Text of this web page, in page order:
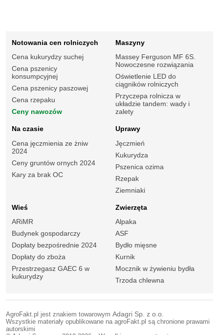
Notowania cen rolniczych
Cena kukurydzy suchej
Cena pszenicy
konsumpcyjnej
Cena pszenicy paszowej
Cena rzepaku
Ceny nawozów
Maszyny
Massey Ferguson MF 6S.
Nowoczesne rozwiązania
Oświetlenie LED do
ciągników rolniczych
Przyczepa rolnicza w
układzie tandem: wady i
zalety
Na czasie
Cena jęczmienia ze żniw
2024
Ceny gruntów ornych 2024
Kary za brak OC
Uprawy
Jęczmień
Kukurydza
Pszenica ozima
Rzepak
Ziemniaki
Wieś
ARiMR
Budynek gospodarczy
Dopłaty bezpośrednie 2024
Dopłaty do zboża
Przestrzegasz GAEC 6 w
kukurydzy
Zwierzęta
Alpaka
ASF
Bydło mięsne
Kurnik
Mocznik w żywieniu bydła
Trzoda chlewna
AgroFakt.pl jest znakiem towarowym Adagri Sp. z o.o.
Wszystkie materiały opublikowane na agroFakt.pl są chronione prawami
autorskimi